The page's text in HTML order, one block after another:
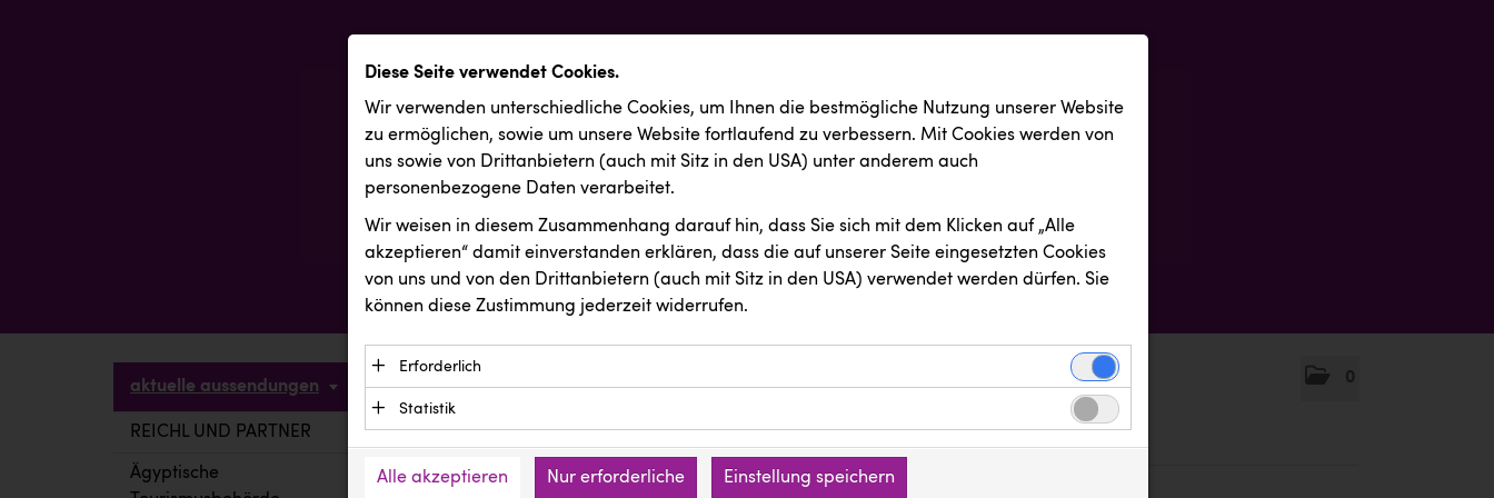
0
aktuelle aussendungen
REICHL UND PARTNER
Ägyptische
Diese Seite verwendet Cookies.
Wir verwenden unterschiedliche Cookies, um Ihnen die best­mögliche Nutzung unserer Website
zu ermöglichen, sowie um unsere Website fortlaufend zu verbessern. Mit Cookies werden von
uns sowie von Drittanbietern (auch mit Sitz in den USA) unter anderem auch
personenbezogene Daten verarbeitet.
Wir weisen in diesem Zusammenhang darauf hin, dass Sie sich mit dem Klicken auf „Alle
akzeptieren“ damit ein­ver­standen erklären, dass die auf unserer Seite eingesetzten Cookies
von uns und von den Drittanbietern (auch mit Sitz in den USA) verwendet werden dürfen. Sie
können diese Zustimmung jederzeit widerrufen.
Erforderlich
Essenzielle Cookies ermöglichen grundlegende Funktionen und sind für die einwandfreie
Funktion der Website erforderlich. Diese Cookies speichern keine personenbezogenen
Daten und werden an keine Dritten übermittelt.
Anbieter: Eigentümer der Website (Erstanbieter)
Statistik
verstehen, wie unsere Besucher unsere Website nutzen.
Alle akzeptieren Nur erforderliche Einstellung speichern